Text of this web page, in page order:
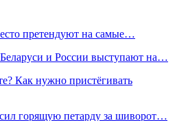
претендуют на самые…
и России выступают на…
Как нужно пристёгивать
горящую петарду за шиворот…